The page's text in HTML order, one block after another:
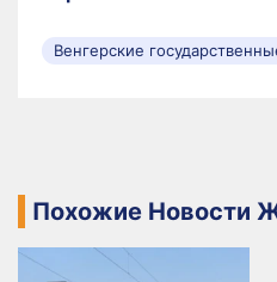
Венгерские
Похожие Новости